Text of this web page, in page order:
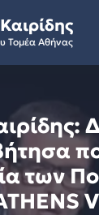
Τομέα Αθήνας
των